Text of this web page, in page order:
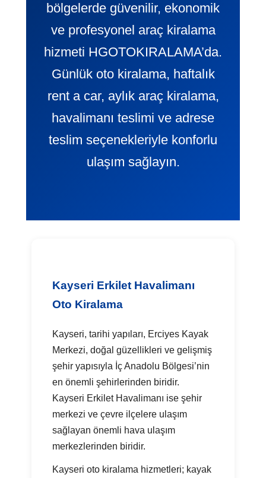
bölgelerde güvenilir, ekonomik
ve profesyonel araç kiralama
hizmeti HGOTOKIRALAMA’da.
Günlük oto kiralama, haftalık
rent a car, aylık araç kiralama,
havalimanı teslimi ve adrese
teslim seçenekleriyle konforlu
ulaşım sağlayın.
Kayseri Erkilet Havalimanı
Oto Kiralama
Kayseri, tarihi yapıları, Erciyes Kayak
Merkezi, doğal güzellikleri ve gelişmiş
şehir yapısıyla İç Anadolu Bölgesi’nin
en önemli şehirlerinden biridir.
Kayseri Erkilet Havalimanı ise şehir
merkezi ve çevre ilçelere ulaşım
sağlayan önemli hava ulaşım
merkezlerinden biridir.
Kayseri oto kiralama hizmetleri; kayak